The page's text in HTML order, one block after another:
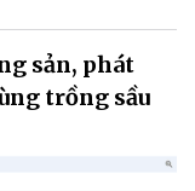
sản, phát
trồng sầu